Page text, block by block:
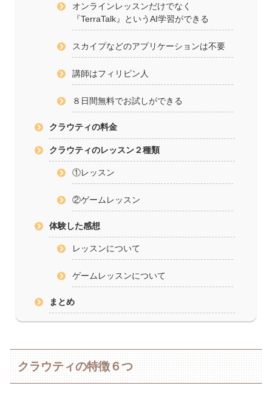
オンラインレッスンだけでなく
『TerraTalk』というAI学習ができる
スカイプなどのアプリケーションは不要
講師はフィリピン人
８日間無料でお試しができる
クラウティの料金
クラウティのレッスン２種類
①レッスン
②ゲームレッスン
体験した感想
レッスンについて
ゲームレッスンについて
まとめ
クラウティの特徴６つ